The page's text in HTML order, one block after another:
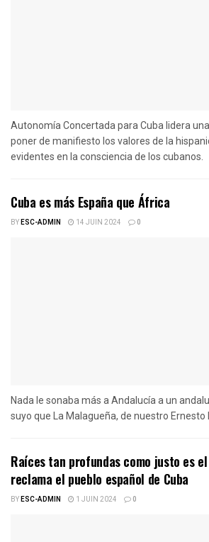
Autonomía Concertada para Cuba lidera
poner de manifiesto los valores de la
evidentes en la consciencia de los cubanos.
Cuba es más España que África
BYESC-ADMIN 14 JUIN 2024 0
Nada le sonaba más a Andalucía a un
suyo que La Malagueña, de nuestro Ernesto
Raíces tan profundas como justo es
reclama el pueblo español de Cuba
BYESC-ADMIN 1 JUIN 2024 0